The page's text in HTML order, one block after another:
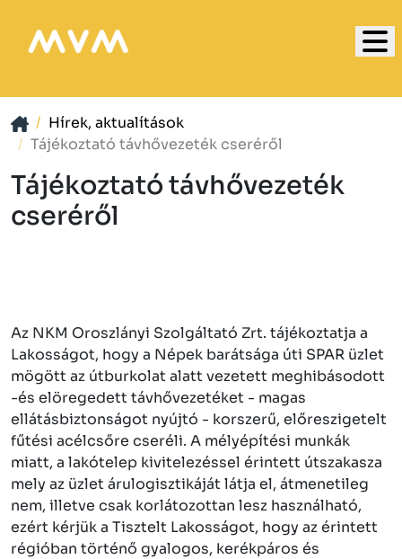
Hírek, aktualítások
Tájékoztató távhővezeték cseréről
Tájékoztató távhővezeték
cseréről
Az NKM Oroszlányi Szolgáltató Zrt. tájékoztatja a
Lakosságot, hogy a Népek barátsága úti SPAR üzlet
mögött az útburkolat alatt vezetett meghibásodott
-és elöregedett távhővezetéket - magas
ellátásbiztonságot nyújtó - korszerű, előreszigetelt
fűtési acélcsőre cseréli. A mélyépítési munkák
miatt, a lakótelep kivitelezéssel érintett útszakasza
mely az üzlet árulogisztikáját látja el, átmenetileg
nem, illetve csak korlátozottan lesz használható,
ezért kérjük a Tisztelt Lakosságot, hogy az érintett
régióban történő gyalogos, kerékpáros és